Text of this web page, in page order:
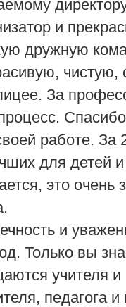
и
дружную
чистую,
За
работе. За
для детей
это очень
и
Только вы
учителя и
педагога и